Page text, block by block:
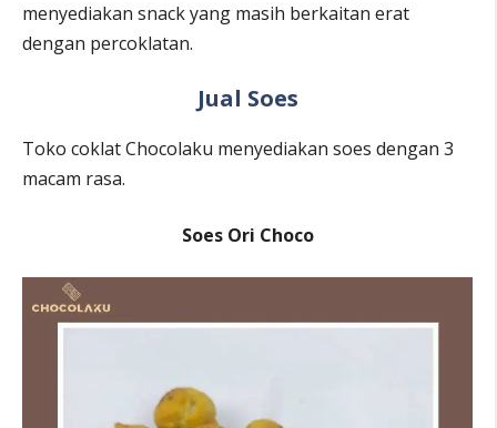
menyediakan snack yang masih berkaitan erat
dengan percoklatan.
Jual Soes
Toko coklat Chocolaku menyediakan soes dengan 3
macam rasa.
Soes Ori Choco